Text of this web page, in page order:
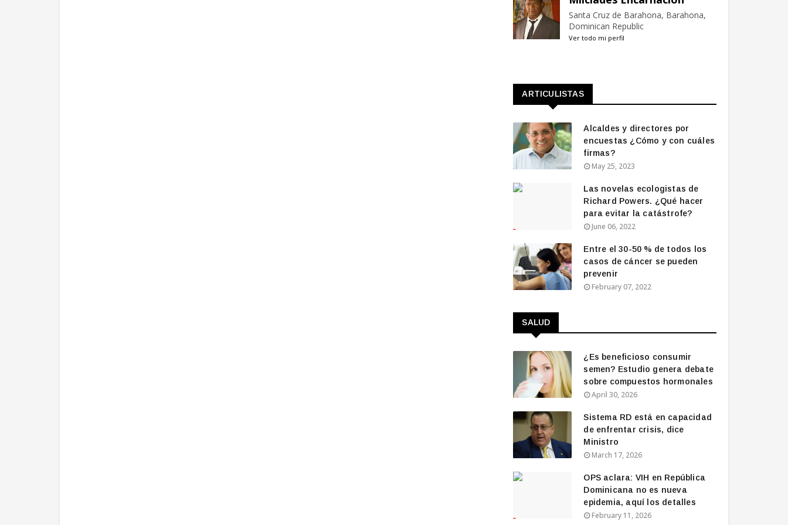
Santa Cruz de Barahona, Barahona,
Dominican Republic
Ver todo mi perfil
ARTICULISTAS
Alcaldes y directores por
encuestas ¿Cómo y con cuáles
firmas?
May 25, 2023
Las novelas ecologistas de
Richard Powers. ¿Qué hacer
para evitar la catástrofe?
June 06, 2022
Entre el 30-50 % de todos los
casos de cáncer se pueden
prevenir
February 07, 2022
SALUD
¿Es beneficioso consumir
semen? Estudio genera debate
sobre compuestos hormonales
April 30, 2026
Sistema RD está en capacidad
de enfrentar crisis, dice
Ministro
March 17, 2026
OPS aclara: VIH en República
Dominicana no es nueva
epidemia, aquí los detalles
February 11, 2026